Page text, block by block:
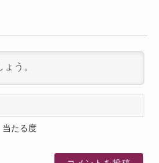
当たる度